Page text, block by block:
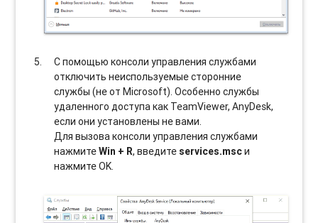
С помощью консоли управления службами
отключить неиспользуемые сторонние
службы (не от Microsoft). Особенно службы
удаленного доступа как TeamViewer, AnyDesk,
если они установлены не вами.
Для вызова консоли управления службами
нажмитеWin + R, введите services.mscи
нажмите OK.